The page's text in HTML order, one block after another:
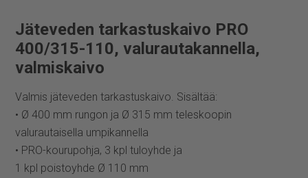
Jäteveden tarkastuskaivo PRO
400/315-110, valurautakannella,
valmiskaivo
Valmis jäteveden tarkastuskaivo. Sisältää:
• Ø 400 mm rungon ja Ø 315 mm teleskoopin
valurautaisella umpikannella
• PRO-kourupohja, 3 kpl tuloyhde ja
1 kpl poistoyhde Ø 110 mm